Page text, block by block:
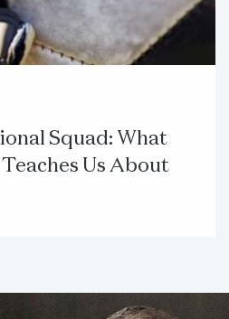
Squad: What
Us About